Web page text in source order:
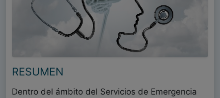
RESUMEN
Dentro del ámbito del Servicios de Emergencia